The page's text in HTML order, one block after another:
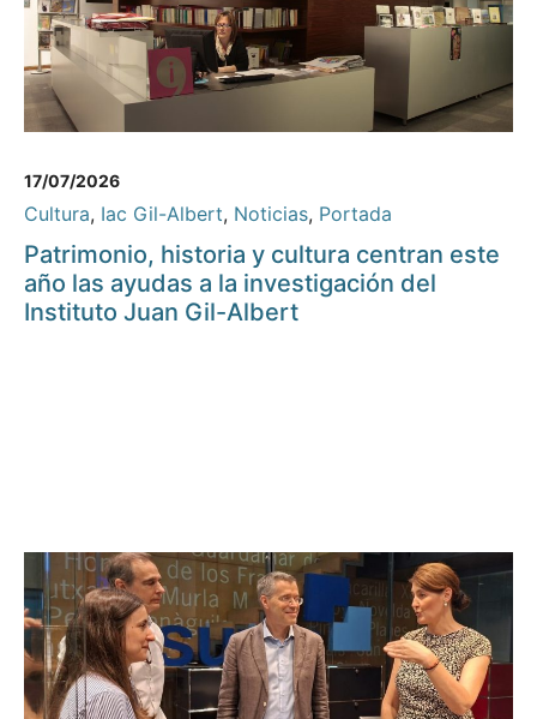
17/07/2026
Cultura, Iac Gil-Albert, Noticias, Portada
Patrimonio, historia y cultura centran este
año las ayudas a la investigación del
Instituto Juan Gil-Albert